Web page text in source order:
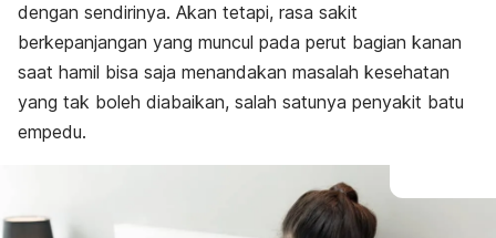
Pengobatan
Pencegahan
dengan sendirinya. Akan tetapi, rasa sakit
berkepanjangan yang muncul pada perut bagian kanan
saat hamil bisa saja menandakan masalah kesehatan
yang tak boleh diabaikan, salah satunya penyakit batu
empedu.